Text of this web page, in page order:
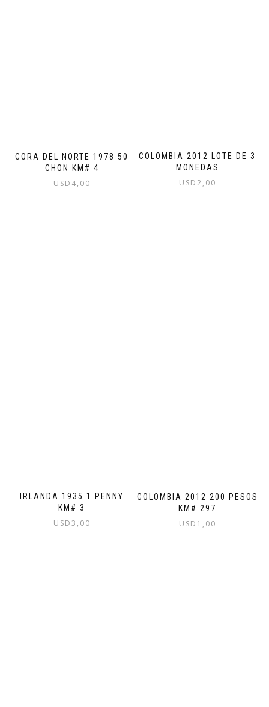
CORA DEL NORTE 1978 50
CHON KM# 4
USD 4,00
COLOMBIA 2012 LOTE DE 3
MONEDAS
USD2,00
IRLANDA 1935 1 PENNY
KM# 3
USD3,00
COLOMBIA 2012 200 PESOS
KM# 297
USD 1,00